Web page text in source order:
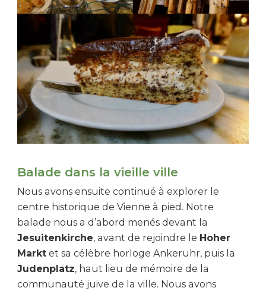
Balade dans la vieille ville
Nous avons ensuite continué à explorer le
centre historique de Vienne à pied. Notre
balade nous a d’abord menés devant la
Jesuitenkirche, avant de rejoindre le Hoher
Markt et sa célèbre horloge Ankeruhr, puis la
Judenplatz, haut lieu de mémoire de la
communauté juive de la ville. Nous avons